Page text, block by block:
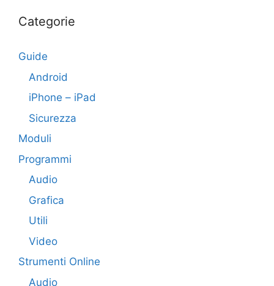
Categorie
Guide
Android
iPhone – iPad
Sicurezza
Moduli
Programmi
Audio
Grafica
Utili
Video
Strumenti Online
Audio